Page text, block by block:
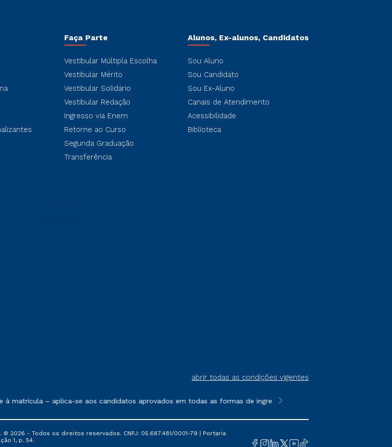
Faça Parte
Vestibular Múltipla Escolha
Vestibular Mérito
Vestibular Solidário
Vestibular Redação
Ingresso via Enem
Retorne ao Curso
Segunda Graduação
Transferência
Alunos, Ex-alunos, Candidatos
Sou Aluno
Sou Candidato
Sou Ex-Aluno
Canais de Atendimento
Acessibilidade
Biblioteca
abrir todas as condições vigentes
de prestação de serviços
– aplica-se aos candidatos aprovados em todas as formas de ingresso, exceto na prova on-line ou
**Semipresencial é um formato do
2026 - Todos os direitos reservados. CNPJ: 05.687.481/0001-79 | Portaria
1, p. 54.